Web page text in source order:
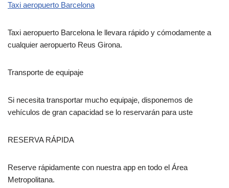
Taxi aeropuerto Barcelona
Taxi aeropuerto Barcelona le llevara rápido y cómodamente a
cualquier aeropuerto Reus Girona.
Transporte de equipaje
Si necesita transportar mucho equipaje, disponemos de
vehículos de gran capacidad se lo reservarán para uste
RESERVA RÁPIDA
Reserve rápidamente con nuestra app en todo el Área
Metropolitana.